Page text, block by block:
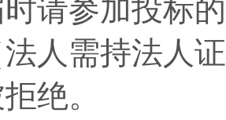
请参加投标
人需持法人
绝。